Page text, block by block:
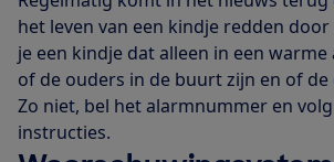
het leven van een kindje redden
je een kindje dat alleen in een warme
of de ouders in de buurt zijn en of
Zo niet, bel het alarmnummer en
instructies.